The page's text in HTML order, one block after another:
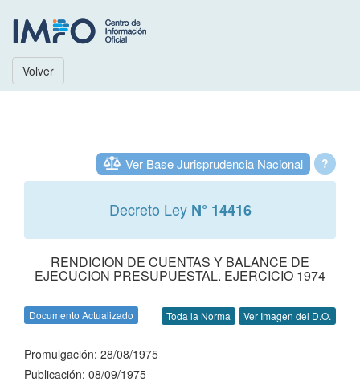
Volver
?
Ver Base Jurisprudencia Nacional
Decreto Ley N° 14416
RENDICION DE CUENTAS Y BALANCE DE
EJECUCION PRESUPUESTAL. EJERCICIO 1974
Documento Actualizado Toda la Norma Ver Imagen del D.O.
Promulgación: 28/08/1975
Publicación: 08/09/1975